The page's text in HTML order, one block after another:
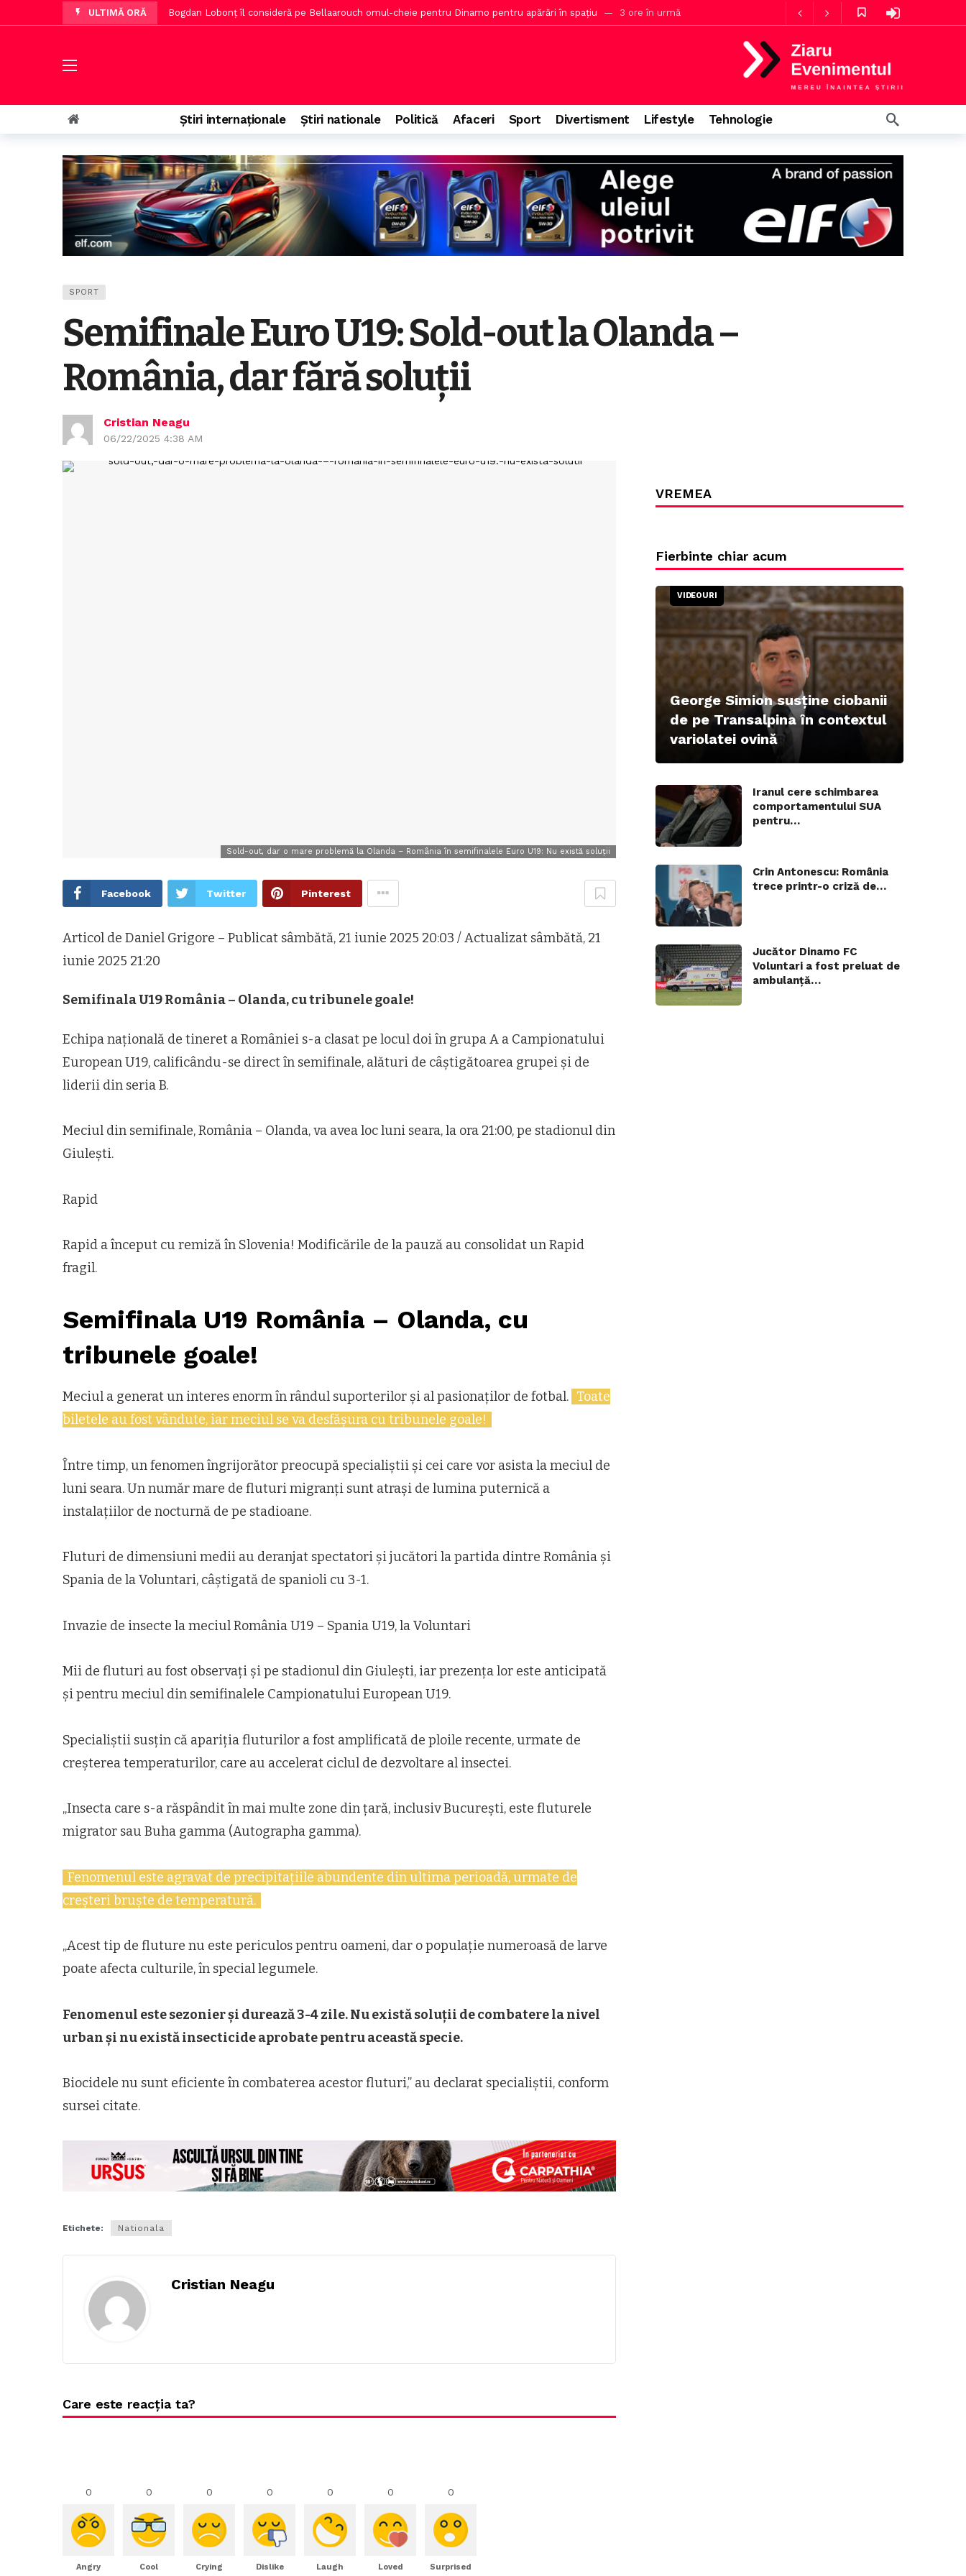
ULTIMĂ ORĂ Apa Dunării a crescut cu 8 cm peste prognoză, anunță HotNews.ro 4 ore în urmă
Directorul Institutului Elie Wiesel explică poziția privind bustul lui Octavian Goga 6 ore în urmă
Operațiunea de pe Dunăre a cumpărat cel puțin nouă zile pentru Unitatea 2 de la Cernavodă 32 de minute în urmă
Știri internaționale Știri nationale Politică Afaceri Sport Divertisment Lifestyle Tehnologie
SPORT
Semifinale Euro U19: Sold-out la Olanda –
România, dar fără soluții
Cristian Neagu
06/22/2025 4:38 AM
Sold-out, dar o mare problemă la Olanda – România în semifinalele Euro U19: Nu există soluții
Facebook Twitter Pinterest
Articol de Daniel Grigore – Publicat sâmbătă, 21 iunie 2025 20:03 / Actualizat sâmbătă, 21
iunie 2025 21:20
Semifinala U19 România – Olanda, cu tribunele goale!
Echipa națională de tineret a României s-a clasat pe locul doi în grupa A a Campionatului
European U19, calificându-se direct în semifinale, alături de câștigătoarea grupei și de
liderii din seria B.
Meciul din semifinale, România – Olanda, va avea loc luni seara, la ora 21:00, pe stadionul din
Giulești.
Rapid
Rapid a început cu remiză în Slovenia! Modificările de la pauză au consolidat un Rapid
fragil.
Semifinala U19 România – Olanda, cu
tribunele goale!
Meciul a generat un interes enorm în rândul suporterilor și al pasionaților de fotbal. Toate
biletele au fost vândute, iar meciul se va desfășura cu tribunele goale!
Între timp, un fenomen îngrijorător preocupă specialiștii și cei care vor asista la meciul de
luni seara. Un număr mare de fluturi migranți sunt atrași de lumina puternică a
instalațiilor de nocturnă de pe stadioane.
Fluturi de dimensiuni medii au deranjat spectatori și jucători la partida dintre România și
Spania de la Voluntari, câștigată de spanioli cu 3-1.
Invazie de insecte la meciul România U19 – Spania U19, la Voluntari
Mii de fluturi au fost observați și pe stadionul din Giulești, iar prezența lor este anticipată
și pentru meciul din semifinalele Campionatului European U19.
Specialiștii susțin că apariția fluturilor a fost amplificată de ploile recente, urmate de
creșterea temperaturilor, care au accelerat ciclul de dezvoltare al insectei.
„Insecta care s-a răspândit în mai multe zone din țară, inclusiv București, este fluturele
migrator sau Buha gamma (Autographa gamma).
Fenomenul este agravat de precipitațiile abundente din ultima perioadă, urmate de
creşteri bruşte de temperatură.
„Acest tip de fluture nu este periculos pentru oameni, dar o populație numeroasă de larve
poate afecta culturile, în special legumele.
Fenomenul este sezonier și durează 3-4 zile. Nu există soluții de combatere la nivel
urban și nu există insecticide aprobate pentru această specie.
Biocidele nu sunt eficiente în combaterea acestor fluturi,” au declarat specialiştii, conform
sursei citate.
Etichete: Nationala
Cristian Neagu
Care este reacția ta?
0
Angry
0
Cool
0
Crying
0
Dislike
0
Laugh
0
Loved
0
Surprised
VREMEA
Fierbinte chiar acum
VIDEOURI
George Simion susține ciobanii
de pe Transalpina în contextul
variolatei ovină
Iranul cere schimbarea
comportamentului SUA
pentru…
Crin Antonescu: România
trece printr-o criză de…
Jucător Dinamo FC
Voluntari a fost preluat de
ambulanță…